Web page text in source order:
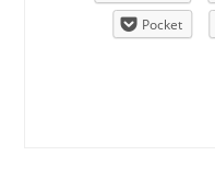
Pocket